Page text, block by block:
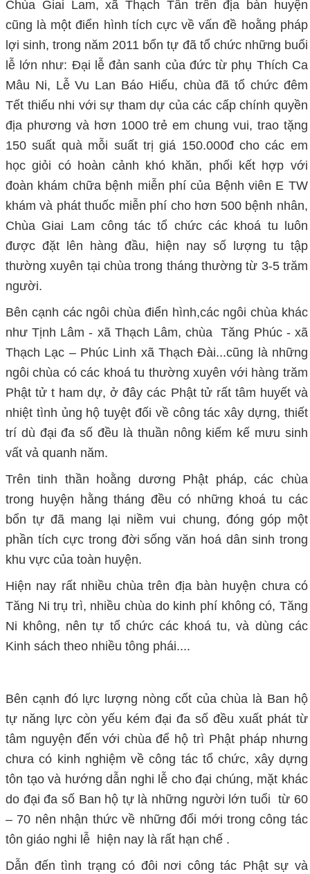
Chùa Giai Lam, xã Thạch Tân trên địa bàn huyện
cũng là một điển hình tích cực về vấn đề hoằng pháp
lợi sinh, trong năm 2011 bổn tự đã tổ chức những buổi
lễ lớn như: Đại lễ đản sanh của đức từ phụ Thích Ca
Mâu Ni, Lễ Vu Lan Báo Hiếu, chùa đã tổ chức đêm
Tết thiếu nhi với sự tham dự của các cấp chính quyền
địa phương và hơn 1000 trẻ em chung vui, trao tặng
150 suất quà mỗi suất trị giá 150.000đ cho các em
học giỏi có hoàn cảnh khó khăn, phối kết hợp với
đoàn khám chữa bệnh miễn phí của Bệnh viên E TW
khám và phát thuốc miễn phí cho hơn 500 bệnh nhân,
Chùa Giai Lam công tác tổ chức các khoá tu luôn
được đặt lên hàng đầu, hiện nay số lượng tu tập
thường xuyên tại chùa trong tháng thường từ 3-5 trăm
người.
Bên cạnh các ngôi chùa điển hình,các ngôi chùa khác
như Tịnh Lâm - xã Thạch Lâm, chùa Tăng Phúc - xã
Thạch Lạc – Phúc Linh xã Thạch Đài...cũng là những
ngôi chùa có các khoá tu thường xuyên với hàng trăm
Phật tử t ham dự, ở đây các Phật tử rất tâm huyết và
nhiệt tình ủng hộ tuyệt đối về công tác xây dựng, thiết
trí dù đại đa số đều là thuần nông kiếm kế mưu sinh
vất vả quanh năm.
Trên tinh thần hoằng dương Phật pháp, các chùa
trong huyện hằng tháng đều có những khoá tu các
bổn tự đã mang lại niềm vui chung, đóng góp một
phần tích cực trong đời sống văn hoá dân sinh trong
khu vực của toàn huyện.
Hiện nay rất nhiều chùa trên địa bàn huyện chưa có
Tăng Ni trụ trì, nhiều chùa do kinh phí không có, Tăng
Ni không, nên tự tổ chức các khoá tu, và dùng các
Kinh sách theo nhiều tông phái....
Bên cạnh đó lực lượng nòng cốt của chùa là Ban hộ
tự năng lực còn yếu kém đại đa số đều xuất phát từ
tâm nguyện đến với chùa để hộ trì Phật pháp nhưng
chưa có kinh nghiệm về công tác tổ chức, xây dựng
tôn tạo và hướng dẫn nghi lễ cho đại chúng, mặt khác
do đại đa số Ban hộ tự là những người lớn tuổi từ 60
– 70 nên nhận thức về những đổi mới trong công tác
tôn giáo nghi lễ hiện nay là rất hạn chế .
Dẫn đến tình trạng có đôi nơi công tác Phật sự và